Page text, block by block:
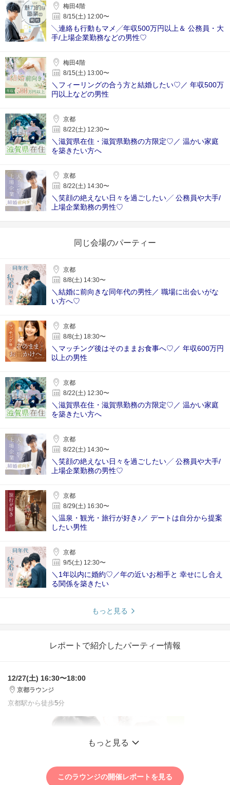
梅田4階
8/15(土) 12:00〜
╲連絡も行動もマメ╱年収500万円以上＆ 公務員・大
手/上場企業勤務などの男性♡
梅田4階
8/15(土) 13:00〜
＼フィーリングの合う方と結婚したい♡／ 年収500万
円以上などの男性
京都
8/22(土) 12:30〜
＼滋賀県在住・滋賀県勤務の方限定♡／ 温かい家庭
を築きたい方へ
京都
8/22(土) 14:30〜
＼笑顔の絶えない日々を過ごしたい╱ 公務員や大手/
上場企業勤務の男性♡
同じ会場のパーティー
京都
8/8(土) 14:30〜
＼結婚に前向きな同年代の男性／ 職場に出会いがな
い方へ♡
京都
8/8(土) 18:30〜
＼マッチング後はそのままお食事へ♡／ 年収600万円
以上の男性
京都
8/22(土) 12:30〜
＼滋賀県在住・滋賀県勤務の方限定♡／ 温かい家庭
を築きたい方へ
京都
8/22(土) 14:30〜
＼笑顔の絶えない日々を過ごしたい╱ 公務員や大手/
上場企業勤務の男性♡
京都
8/29(土) 16:30〜
＼温泉・観光・旅行が好き♪／ デートは自分から提案
したい男性
京都
9/5(土) 12:30〜
＼1年以内に婚約♡／年の近いお相手と 幸せにし合え
る関係を築きたい
もっと見る
レポートで紹介したパーティー情報
12/27(土) 16:30〜18:00
京都ラウンジ
京都駅から徒歩5分
もっと見る
このラウンジの開催レポートを見る